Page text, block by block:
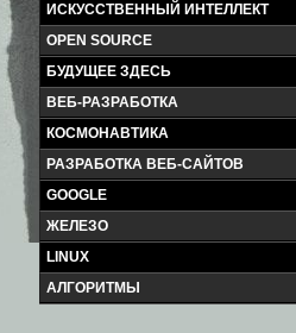
ИСКУССТВЕННЫЙ ИНТЕЛЛЕКТ
OPEN SOURCE
БУДУЩЕЕ ЗДЕСЬ
ВЕБ-РАЗРАБОТКА
КОСМОНАВТИКА
РАЗРАБОТКА ВЕБ-САЙТОВ
GOOGLE
ЖЕЛЕЗО
LINUX
АЛГОРИТМЫ